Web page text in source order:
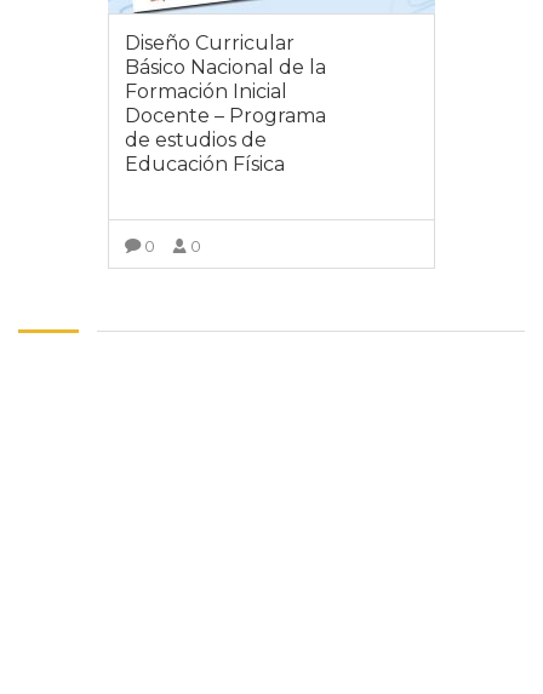
Diseño Curricular
Básico Nacional de la
Formación Inicial
Docente – Programa
de estudios de
Educación Física
0 0